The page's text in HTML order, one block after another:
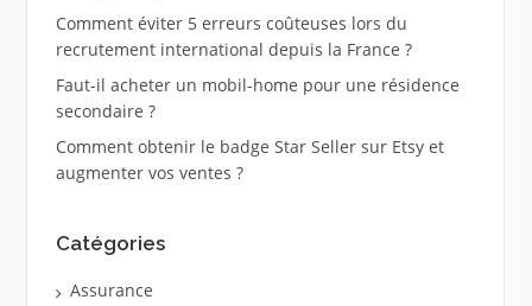
Comment éviter 5 erreurs coûteuses lors du
recrutement international depuis la France ?
Faut-il acheter un mobil-home pour une résidence
secondaire ?
Comment obtenir le badge Star Seller sur Etsy et
augmenter vos ventes ?
Catégories
Assurance